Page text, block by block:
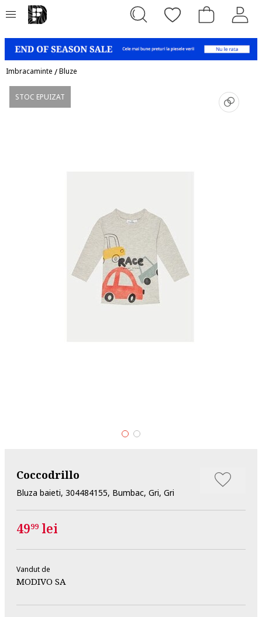
Imbracaminte /Bluze
STOC EPUIZAT
Coccodrillo
Bluza baieti, 304484155, Bumbac, Gri, Gri
4999 lei
Vandut de
MODIVO SA